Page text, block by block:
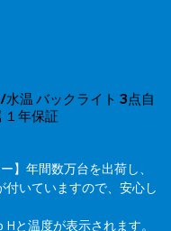
温 バックライト 3点自
１年保証
】年間数万台を出荷し、
いていますので、安心し
と温度が表示されます。